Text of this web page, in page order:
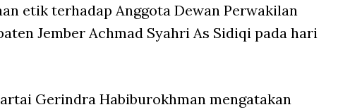
etik terhadap Anggota Dewan Perwakilan
Jember Achmad Syahri As Sidiqi pada hari
Gerindra Habiburokhman mengatakan